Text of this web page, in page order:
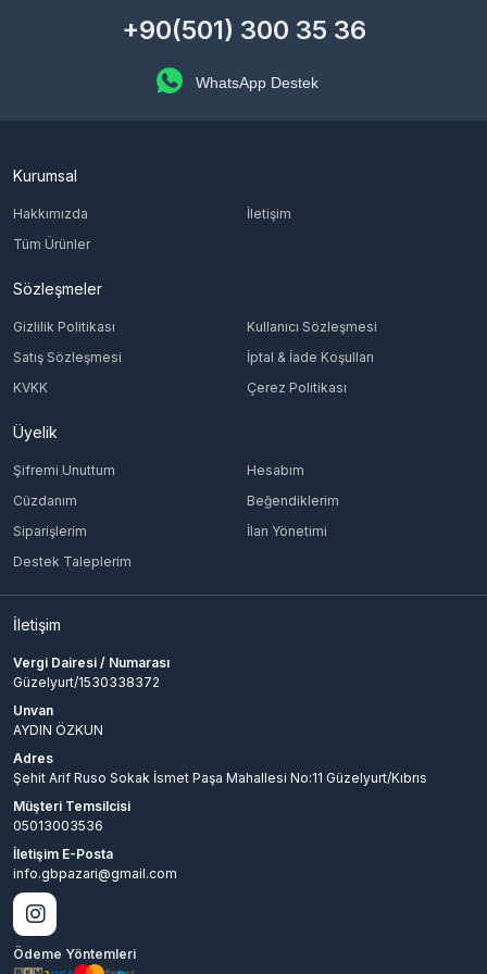
hemen şurada seni bekliyordur!
+90(501) 300 35 36
WhatsApp Destek
Kurumsal
Hakkımızda
İletişim
Tüm Ürünler
Sözleşmeler
Gizlilik Politikası
Kullanıcı Sözleşmesi
Satış Sözleşmesi
İptal & İade Koşulları
KVKK
Çerez Politikası
Üyelik
Şifremi Unuttum
Hesabım
Cüzdanım
Beğendiklerim
Siparişlerim
İlan Yönetimi
Destek Taleplerim
İletişim
Vergi Dairesi / Numarası
Güzelyurt/1530338372
Unvan
AYDIN ÖZKUN
Adres
Şehit Arif Ruso Sokak İsmet Paşa Mahallesi No:11 Güzelyurt/Kıbrıs
Müşteri Temsilcisi
05013003536
İletişim E-Posta
info.gbpazari@gmail.com
Ödeme Yöntemleri